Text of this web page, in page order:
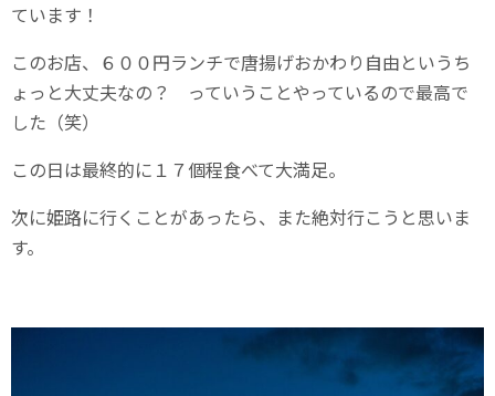
ています！
このお店、６００円ランチで唐揚げおかわり自由というち
ょっと大丈夫なの？ っていうことやっているので最高で
した（笑）
この日は最終的に１７個程食べて大満足。
次に姫路に行くことがあったら、また絶対行こうと思いま
す。